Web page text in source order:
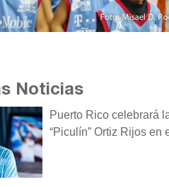
Noticias
Puerto Rico celebrará
“Piculín” Ortiz Rijos